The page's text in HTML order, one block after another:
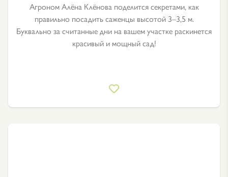
Агроном Алёна Клёнова поделится секретами, как
правильно посадить саженцы высотой 3–3,5 м.
Буквально за считанные дни на вашем участке раскинется
красивый и мощный сад!